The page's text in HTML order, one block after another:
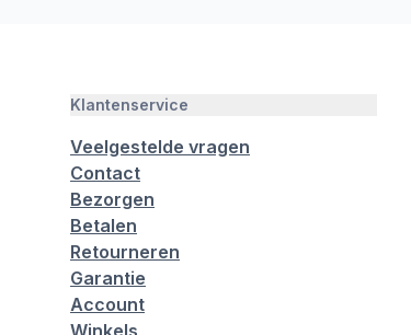
Klantenservice
Veelgestelde vragen
Contact
Bezorgen
Betalen
Retourneren
Garantie
Account
Winkels